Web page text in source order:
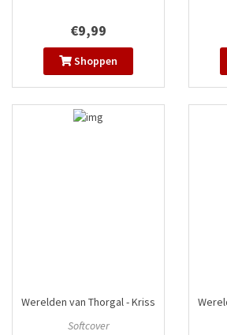
€9,99
Shoppen
Werelden van Thorgal - Kriss
Softcover